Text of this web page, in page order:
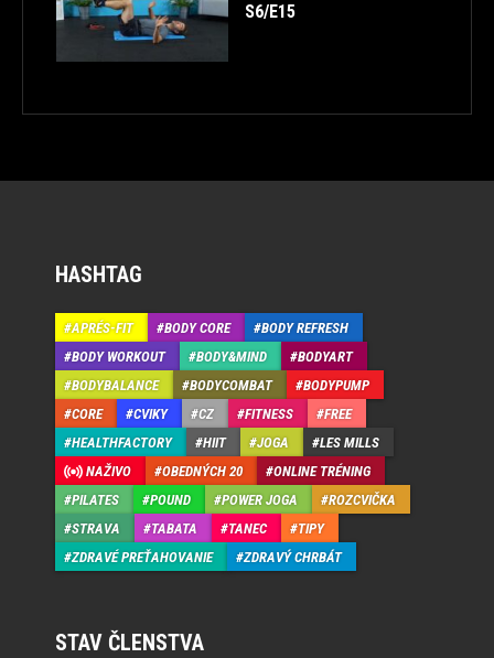
S6/E15
HASHTAG
APRÉS-FIT BODY CORE
BODY REFRESH
BODY WORKOUT
BODY&MIND
BODYART
BODYBALANCE
BODYCOMBAT
BODYPUMP
CORE
CVIKY CZ FITNESS
FREE
HEALTHFACTORY
HIIT JOGA
LES MILLS
NAŽIVO
OBEDNÝCH 20
ONLINE TRÉNING
PILATES
POUND POWER JOGA
ROZCVIČKA
STRAVA
TABATA TANEC
TIPY
ZDRAVÉ PREŤAHOVANIE
ZDRAVÝ CHRBÁT
STAV ČLENSTVA